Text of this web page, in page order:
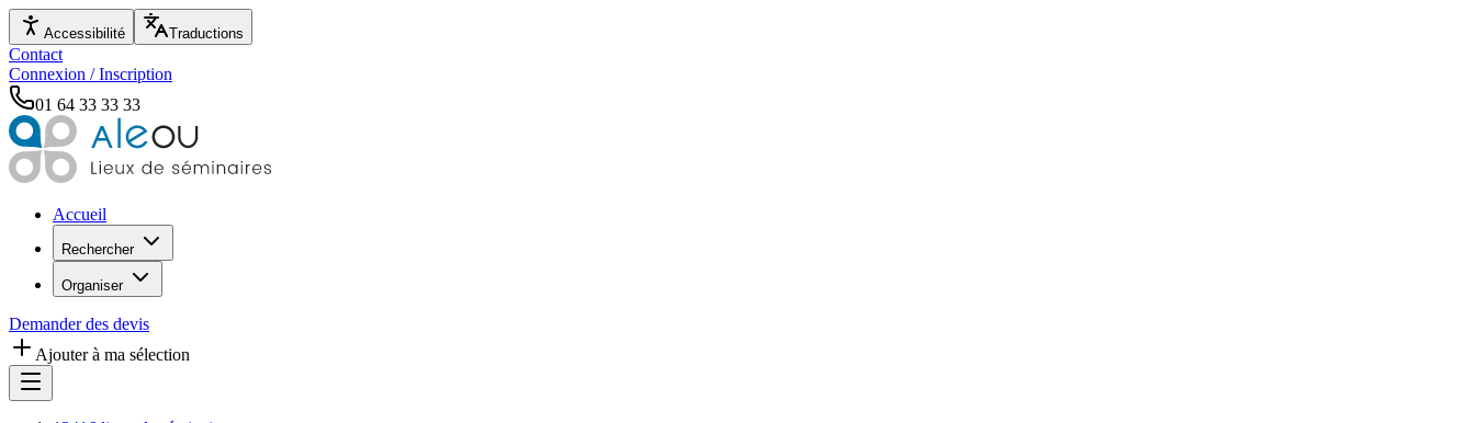
Accessibilité Traductions
Contact
Connexion / Inscription
01 64 33 33 33
Accueil
Rechercher
Organiser
Demander des devis
Ajouter à ma sélection